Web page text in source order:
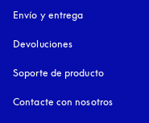
Envío y entrega
Devoluciones
Soporte de producto
Contacte con nosotros